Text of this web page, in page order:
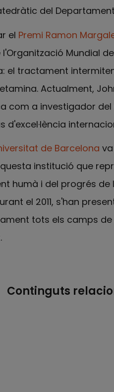
del
el Premi Ramon
Mundial
el tractament
Actualment,
a investigador del
d'excel·lència
de Barcelona
institució que
humà i del progrés de
el 2011, s'han
tots els camps
Continguts